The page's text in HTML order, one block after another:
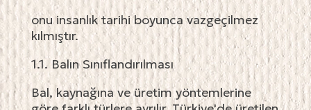
onu insanlık tarihi boyunca vazgeçilmez
kılmıştır.
1.1. Balın Sınıflandırılması
Bal, kaynağına ve üretim yöntemlerine